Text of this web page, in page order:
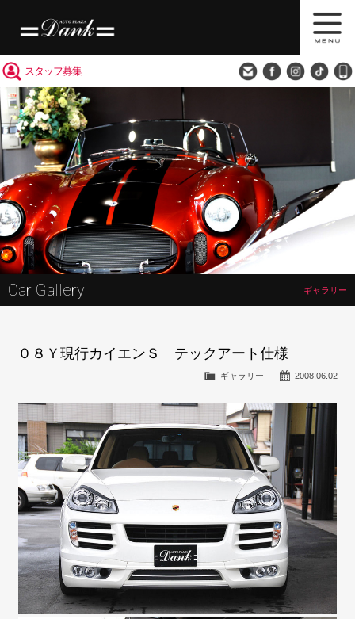
スタッフ募集
Car Gallery ギャラリー
０８Ｙ現行カイエンＳ テックアート仕様
2008.06.02
ギャラリー